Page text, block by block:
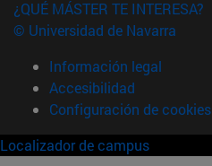
¿QUÉ MÁSTER TE INTERESA?
© Universidad de Navarra
Información legal
Accesibilidad
Configuración de cookies
Localizador de campus